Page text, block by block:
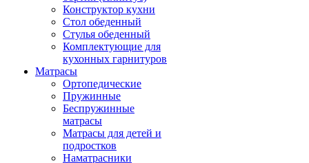
Конструктор кухни
Стол обеденный
Стулья обеденный
Комплектующие для
кухонных гарнитуров
Матраcы
Ортопедические
Пружинные
Беспружинные
матрасы
Матрасы для детей и
подростков
Наматрасники